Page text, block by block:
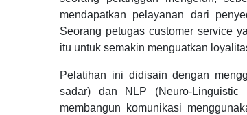
mendapatkan pelayanan dari
Seorang petugas customer service
itu untuk semakin menguatkan
Pelatihan ini didisain dengan
sadar) dan NLP (Neuro-Linguistic
membangun komunikasi